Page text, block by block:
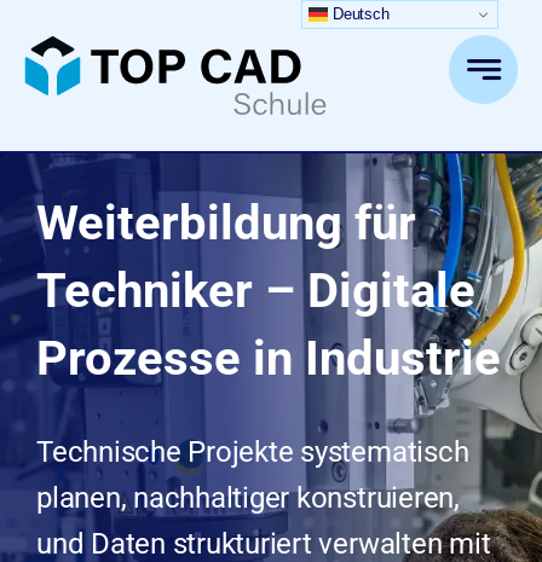
Inhalt
springen
Weiterbildung für
Techniker – Digitale
Prozesse in Industrie
Technische Projekte systematisch
planen, nachhaltiger konstruieren,
und Daten strukturiert verwalten mit
Deutsch